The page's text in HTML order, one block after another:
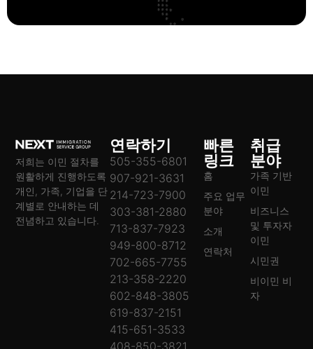
저희는 이민 절차를
원활하게 진행하도록
개인, 가족, 기업을 단
계별로 안내하는 데
전념하고 있습니다.
빠른
링크
홈
주요 업무
분야
소개
연락처
취급
분야
가족 기반
이민
비즈니스
및 투자자
이민
시민권
비이민 비
자
연락하기
505-355-6801
907-921-3631
214-723-7900
303-381-2880
713-837-7923
949-800-8712
702-665-7755
213-358-2220
602-848-3805
619-837-2151
415-651-3533
408-850-3821